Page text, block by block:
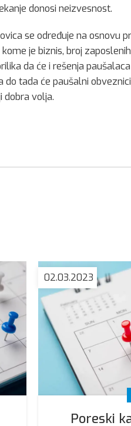
donosi neizvesnost.
se određuje na osnovu
je biznis, broj
da će i rešenja
tada će paušalni
dobra volja.
02.03.2023
Poreski